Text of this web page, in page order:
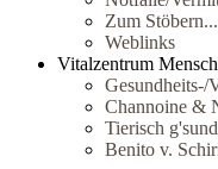
Zum Stöbern...
Weblinks
Vitalzentrum
Gesundheits-/
Channoine &
Tierisch g'sund
Benito v.